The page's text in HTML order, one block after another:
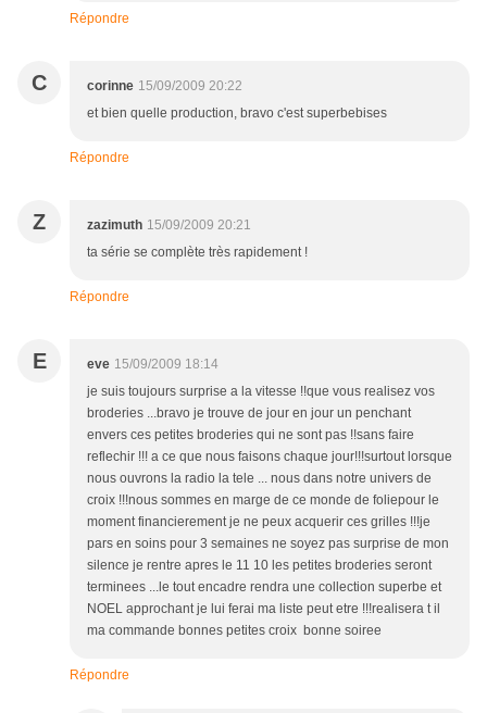
Répondre
C corinne 15/09/2009 20:22
et bien quelle production, bravo c'est superbebises
Répondre
Z zazimuth 15/09/2009 20:21
ta série se complète très rapidement !
Répondre
E eve 15/09/2009 18:14
je suis toujours surprise a la vitesse !!que vous realisez vos
broderies ...bravo je trouve de jour en jour un penchant
envers ces petites broderies qui ne sont pas !!sans faire
reflechir !!! a ce que nous faisons chaque jour!!!surtout lorsque
nous ouvrons la radio la tele ... nous dans notre univers de
croix !!!nous sommes en marge de ce monde de foliepour le
moment financierement je ne peux acquerir ces grilles !!!je
pars en soins pour 3 semaines ne soyez pas surprise de mon
silence je rentre apres le 11 10 les petites broderies seront
terminees ...le tout encadre rendra une collection superbe et
NOEL approchant je lui ferai ma liste peut etre !!!realisera t il
ma commande bonnes petites croix bonne soiree
Répondre